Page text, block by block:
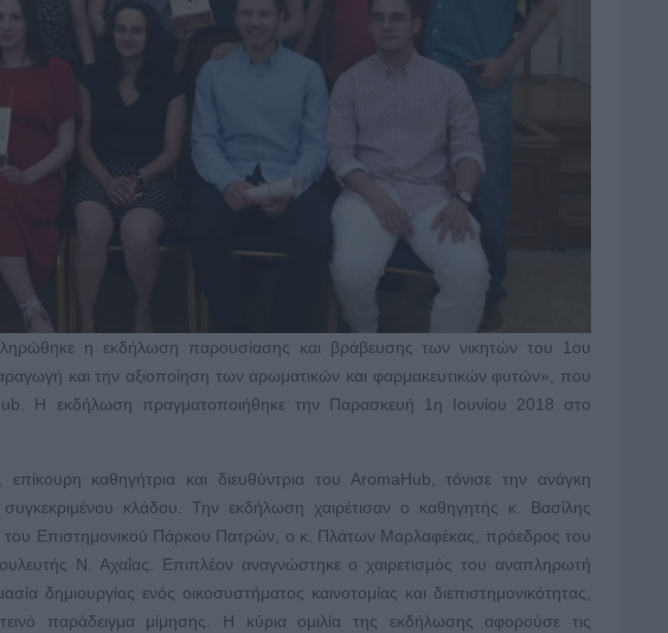
η εκδήλωση παρουσίασης και βράβευσης των νικητών του 1ου
και την αξιοποίηση των αρωματικών και φαρμακευτικών φυτών», που
Η εκδήλωση πραγματοποιήθηκε την Παρασκευή 1η Ιουνίου 2018 στο
καθηγήτρια και διευθύντρια του ΑromaHub, τόνισε την ανάγκη
συγκεκριμένου κλάδου. Την εκδήλωση χαιρέτισαν ο καθηγητής κ. Βασίλης
Επιστημονικού Πάρκου Πατρών, ο κ. Πλάτων Μαρλαφέκας, πρόεδρος του
Ν. Αχαΐας. Επιπλέον αναγνώστηκε ο χαιρετισμός του αναπληρωτή
δημιουργίας ενός οικοσυστήματος καινοτομίας και διεπιστημονικότητας,
παράδειγμα μίμησης. Η κύρια ομιλία της εκδήλωσης αφορούσε τις